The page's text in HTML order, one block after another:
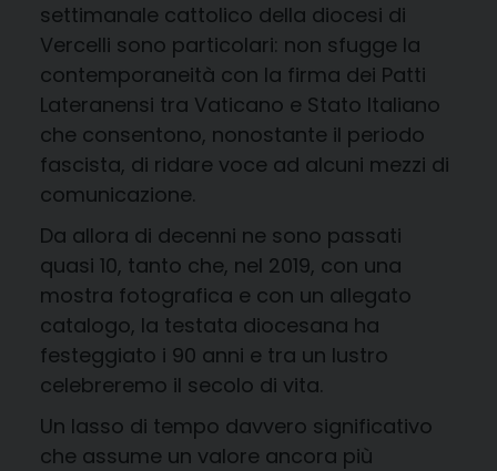
settimanale cattolico della diocesi di
Vercelli sono particolari: non sfugge la
contemporaneità con la firma dei Patti
Lateranensi tra Vaticano e Stato Italiano
che consentono, nonostante il periodo
fascista, di ridare voce ad alcuni mezzi di
comunicazione.
Da allora di decenni ne sono passati
quasi 10, tanto che, nel 2019, con una
mostra fotografica e con un allegato
catalogo, la testata diocesana ha
festeggiato i 90 anni e tra un lustro
celebreremo il secolo di vita.
Un lasso di tempo davvero significativo
che assume un valore ancora più